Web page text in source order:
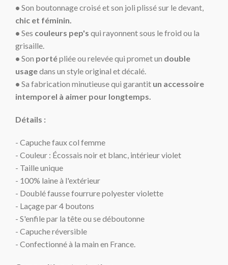
• Son boutonnage croisé et son joli plissé sur le devant,
chic et féminin.
• Ses couleurs pep'squi rayonnent sous le froid ou la
grisaille.
• Son portépliée ou relevée qui promet un double
usagedans un style original et décalé.
• Sa fabrication minutieuse qui garantit un accessoire
intemporel à aimer pour longtemps.
Détails :
- Capuche faux col femme
- Couleur : Écossais noir et blanc, intérieur violet
- Taille unique
- 100% laine à l'extérieur
- Doublé fausse fourrure polyester violette
- Laçage par 4 boutons
- S'enfile par la tête ou se déboutonne
- Capuche réversible
- Confectionné à la main en France.